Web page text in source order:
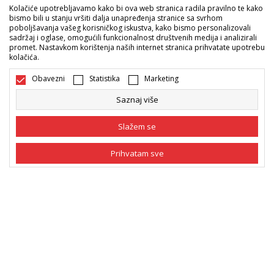
Sport Vision ponude
Pratite nas
Mi dijelimo naše tajne sa vama. Pratite nas na društvenim
mrežama i saznajte sve o promocijama, akcijama i novitetima.
Kolačiće upotrebljavamo kako bi ova web stranica radila pravilno te kako
bismo bili u stanju vršiti dalja unapređenja stranice sa svrhom
poboljšavanja vašeg korisničkog iskustva, kako bismo personalizovali
sadržaj i oglase, omogućili funkcionalnost društvenih medija i analizirali
promet. Nastavkom korištenja naših internet stranica prihvatate upotrebu
kolačića.
Obavezni Statistika Marketing
Saznaj više
Slažem se
Prihvatam sve